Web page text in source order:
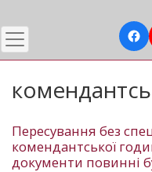
Пересування без
комендантської
документи повинні